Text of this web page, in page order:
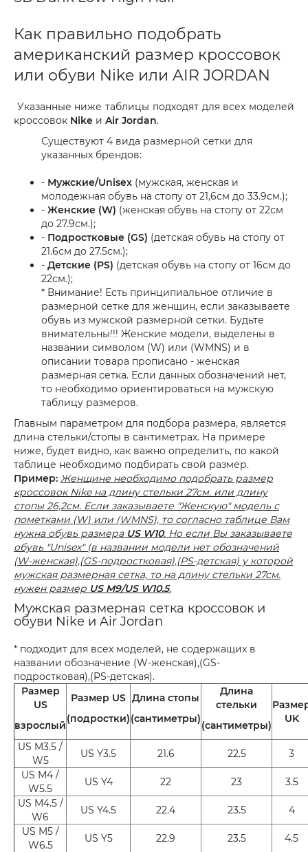
Как правильно подобрать
американский размер кроссовок
или обуви Nike или AIR JORDAN
Указанные ниже таблицы подходят для всех моделей
кроссовок Nike и Air Jordan.
Существуют 4 вида размерной сетки для
указанных брендов:
- Мужские/Unisex (мужская, женская и
молодежная обувь на стопу от 21,6см до 33.9см.);
- Женские (W) (женская обувь на стопу от 22см
до 27.9см.);
- Подростковые (GS) (детская обувь на стопу от
21.6см до 27.5см.);
- Детские (PS) (детская обувь на стопу от 16см до
22см.);
* Внимание! Есть принципиальное отличие в
размерной сетке для женщин, если заказываете
обувь из мужской размерной сетки. Будьте
внимательны!!! Женские модели, выделены в
названии символом (W) или (WMNS) и в
описании товара прописано - женская
размерная сетка. Если данных обозначений нет,
то необходимо ориентироваться на мужскую
таблицу размеров.
Главным параметром для подбора размера, является
длина стельки/стопы в сантиметрах. На примере
ниже, будет видно, как важно определить, по какой
таблице необходимо подбирать свой размер.
Пример: Женщине необходимо подобрать размер
кроссовок Nike на длину стельки 27см. или длину
стопы 26,2см. Если заказываете "Женскую" модель с
пометками (W) или (WMNS), то согласно таблице Вам
нужна обувь размера US W10. Но если Вы заказываете
обувь "Unisex" (в названии модели нет обозначений
(W-женская),(GS-подростковая),(PS-детская) у которой
мужская размерная сетка, то на длину стельки 27см.
нужен размер US M9/US W10.5.
Мужская размерная сетка кроссовок и
обуви Nike и Air Jordan
* подходит для всех моделей, не содержащих в
названии обозначение (W-женская),(GS-
подростковая),(PS-детская).
Размер
US
взрослый
Размер US
(подростки)
Длина стопы
(сантиметры)
Длина
стельки
(сантиметры)
UK
US M3.5 /
W5
US Y3.5 21.6 22.5
3
US M4 /
W5.5
US Y4 22 23
3.5
US M4.5 /
W6
US Y4.5 22.4 23.5
4
US M5 /
W6.5
US Y5 22.9 23.5
4.5